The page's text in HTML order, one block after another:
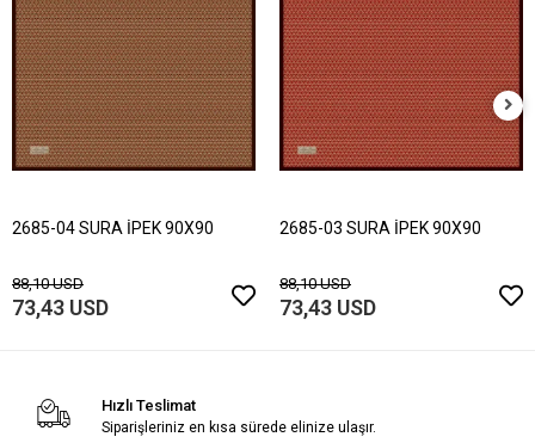
2685-04 SURA İPEK 90X90
88,10 USD
73,43 USD
2685-03 SURA İPEK 90X90
88,10 USD
73,43 USD
Hızlı Teslimat
Siparişleriniz en kısa sürede elinize ulaşır.